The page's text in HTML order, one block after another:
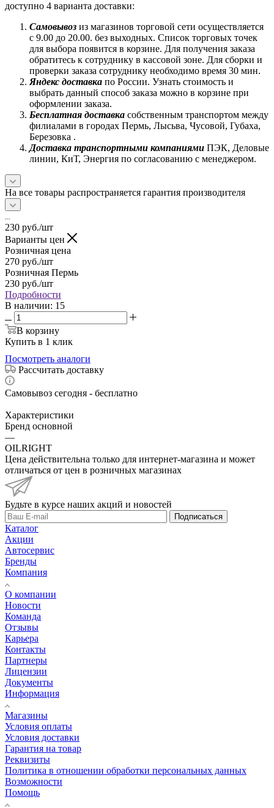
доступно 4 варианта доставки:
Самовывоз из магазинов торговой сети осуществляется
с 9.00 до 20.00. без выходных. Список торговых точек
для выбора появится в корзине. Для получения заказа
обратитесь к сотруднику в кассовой зоне. Для сборки и
проверки заказа сотруднику необходимо время 30 мин.
Яндекс доставка по России. Узнать стоимость и
выбрать данный способ заказа можно в корзине при
оформлении заказа.
Бесплатная доставка собственным транспортом между
филиалами в городах Пермь, Лысьва, Чусовой, Губаха,
Березовка .
Доставка транспортными компаниями ПЭК, Деловые
линии, КиТ, Энергия по согласованию с менеджером.
На все товары распространяется гарантия производителя
230 руб./шт
Варианты цен
Розничная цена
270 руб./шт
Розничная Пермь
230 руб./шт
Подробности
В наличии: 15
В корзину
Купить в 1 клик
Посмотреть аналоги
Рассчитать доставку
Самовывоз сегодня - бесплатно
Характеристики
Бренд основной
—
OILRIGHT
Цена действительна только для интернет-магазина и может
отличаться от цен в розничных магазинах
Будьте в курсе наших акций и новостей
Подписаться
Каталог
Акции
Автосервис
Бренды
Компания
О компании
Новости
Команда
Отзывы
Карьера
Контакты
Партнеры
Лицензии
Документы
Информация
Магазины
Условия оплаты
Условия доставки
Гарантия на товар
Реквизиты
Политика в отношении обработки персональных данных
Возможности
Помощь